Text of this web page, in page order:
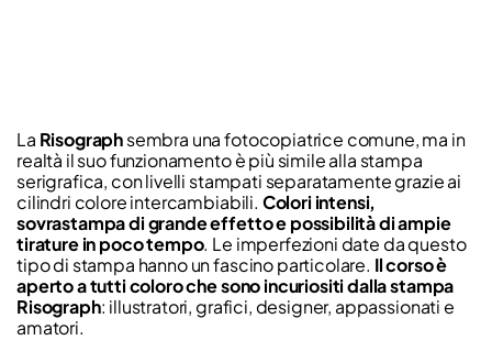
La Risographsembra una fotocopiatrice comune, ma in
realtà il suo funzionamento è più simile alla stampa
serigrafica, con livelli stampati separatamente grazie ai
cilindri colore intercambiabili. Colori intensi,
sovrastampa di grande effetto e possibilità di ampie
tirature in poco tempo. Le imperfezioni date da questo
tipo di stampa hanno un fascino particolare. Il corso è
aperto a tutti coloro che sono incuriositi dalla stampa
Risograph: illustratori, grafici, designer, appassionati e
amatori.